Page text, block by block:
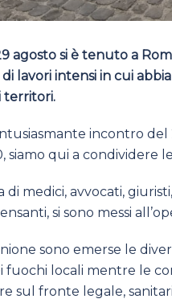
agosto si è tenuto a
lavori intensi in cui
territori.
incontro
siamo qui a condividere
di medici, avvocati,
si sono messi
sono emerse le
fuochi locali mentre le
sul fronte legale,